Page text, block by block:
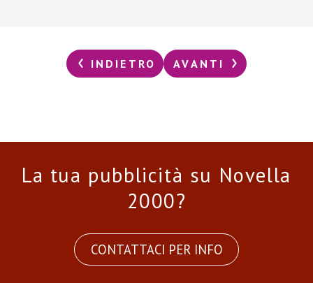
INDIETRO AVANTI
La tua pubblicità su Novella
2000?
CONTATTACI PER INFO